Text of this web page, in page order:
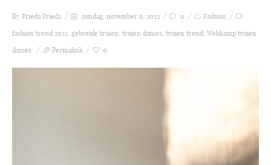
By Frieda Frieda zondag, november 6, 2022 0
Fashion
fashion trend 2022, gebreide truien, truien dames, truien trend, Wehkamp truien
dames
Permalink 0